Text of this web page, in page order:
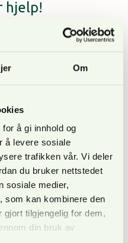
Om
å gi innhold og
å levere sosiale
trafikken vår. Vi deler
du bruker nettstedet
sosiale medier,
som kan kombinere den
gjort tilgjengelig for dem,
din bruk av
hjelp!
tid for å planlegge
er en betydelig
kan mye av
en tur i skogen for å
Å passe
2022